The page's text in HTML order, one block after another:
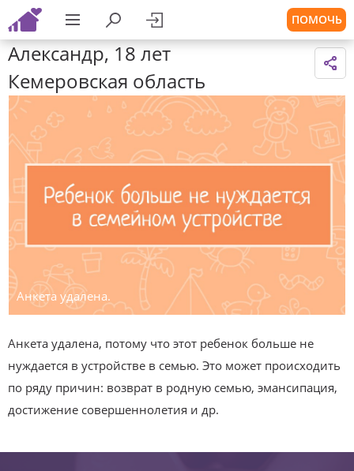
ПОМОЧЬ
Александр, 18 лет
Кемеровская область
Анкета удалена.
Анкета удалена, потому что этот ребенок больше не
нуждается в устройстве в семью. Это может происходить
по ряду причин: возврат в родную семью, эмансипация,
достижение совершеннолетия и др.